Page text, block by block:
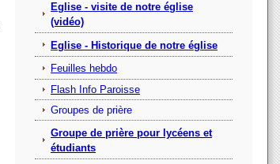
Eglise - visite de notre église
(vidéo)
Eglise - Historique de notre église
Feuilles hebdo
Flash Info Paroisse
Groupes de prière
Groupe de prière pour lycéens et
étudiants